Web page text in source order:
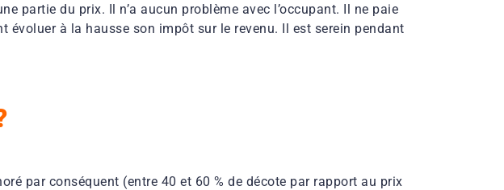
partie du prix. Il n’a aucun problème avec l’occupant. Il ne paie
évoluer à la hausse son impôt sur le revenu. Il est serein pendant
par conséquent (entre 40 et 60 % de décote par rapport au prix